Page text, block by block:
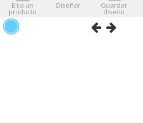
Elija un
producto
Diseñar Guardar
diseño